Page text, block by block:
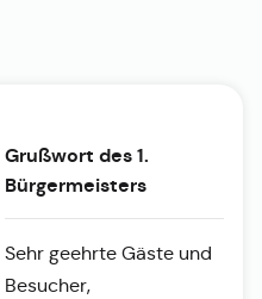
Grußwort des 1.
Bürgermeisters
Sehr geehrte Gäste und
Besucher,